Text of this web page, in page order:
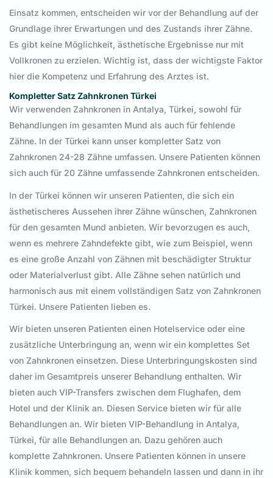
Einsatz kommen, entscheiden wir vor der Behandlung auf der
Grundlage ihrer Erwartungen und des Zustands ihrer Zähne.
Es gibt keine Möglichkeit, ästhetische Ergebnisse nur mit
Vollkronen zu erzielen. Wichtig ist, dass der wichtigste Faktor
hier die Kompetenz und Erfahrung des Arztes ist.
Kompletter SatzZahnkronen Türkei
Wir verwenden Zahnkronen in Antalya, Türkei, sowohl für
Behandlungen im gesamten Mund als auch für fehlende
Zähne. In der Türkei kann unser kompletter Satz von
Zahnkronen 24-28 Zähne umfassen. Unsere Patienten können
sich auch für 20 Zähne umfassende Zahnkronen entscheiden.
In der Türkei können wir unseren Patienten, die sich ein
ästhetischeres Aussehen ihrer Zähne wünschen, Zahnkronen
für den gesamten Mund anbieten. Wir bevorzugen es auch,
wenn es mehrere Zahndefekte gibt, wie zum Beispiel, wenn
es eine große Anzahl von Zähnen mit beschädigter Struktur
oder Materialverlust gibt. Alle Zähne sehen natürlich und
harmonisch aus mit einem vollständigen Satz von Zahnkronen
Türkei. Unsere Patienten lieben es.
Wir bieten unseren Patienten einen Hotelservice oder eine
zusätzliche Unterbringung an, wenn wir ein komplettes Set
von Zahnkronen einsetzen. Diese Unterbringungskosten sind
daher im Gesamtpreis unserer Behandlung enthalten. Wir
bieten auch VIP-Transfers zwischen dem Flughafen, dem
Hotel und der Klinik an. Diesen Service bieten wir für alle
Behandlungen an. Wir bieten VIP-Behandlung in Antalya,
Türkei, für alle Behandlungen an. Dazu gehören auch
komplette Zahnkronen. Unsere Patienten können in unsere
Klinik kommen, sich bequem behandeln lassen und dann in ihr